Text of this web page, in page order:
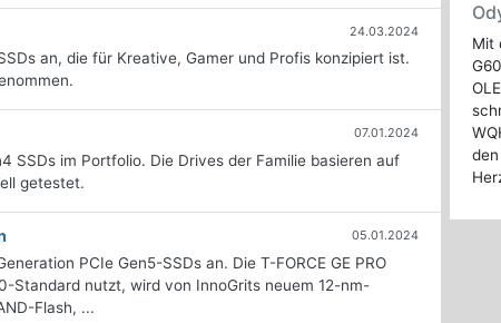
24.03.2024
an, die für Kreative, Gamer und Profis konzipiert ist.
07.01.2024
SSDs im Portfolio. Die Drives der Familie basieren auf
getestet.
05.01.2024
PCIe Gen5-SSDs an. Die T-FORCE GE PRO
Standard nutzt, wird von InnoGrits neuem 12-nm-
Flash, ...
Mit